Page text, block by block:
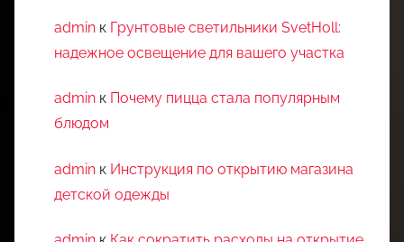
admin к Грунтовые светильники SvetHoll:
надежное освещение для вашего участка
admin к Почему пицца стала популярным
блюдом
admin к Инструкция по открытию магазина
детской одежды